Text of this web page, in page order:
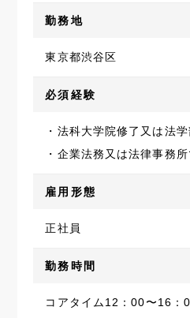
勤務地
東京都渋谷区
必須経験
・法科大学院修了又は法
・企業法務又は法律事務
雇用形態
正社員
勤務時間
コアタイム12：00〜16：